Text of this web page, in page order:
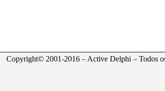
Copyright© 2001-2016 – Active Delphi – Todos